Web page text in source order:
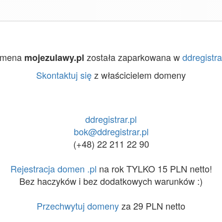
mojezulawy.pl została zaparkowana w
Skontaktuj sięz właścicielem domeny
ddregistrar.pl
bok@ddregistrar.pl
(+48) 22 211 22 90
Rejestracja domen .pl na rok TYLKO 15 PLN netto!
Bez haczyków i bez dodatkowych warunków :)
Przechwytuj domenyza 29 PLN netto